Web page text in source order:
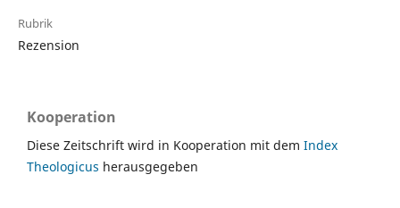
Rubrik
Rezension
Kooperation
Diese Zeitschrift wird in Kooperation mit dem Index
Theologicus herausgegeben